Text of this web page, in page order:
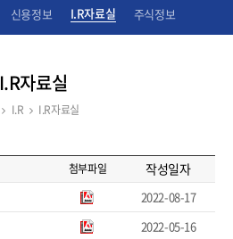
신용정보 I.R자료실 주식정보
I.R자료실
I.R I.R자료실
첨부파일 작성일자
2022-08-17
2022-05-16